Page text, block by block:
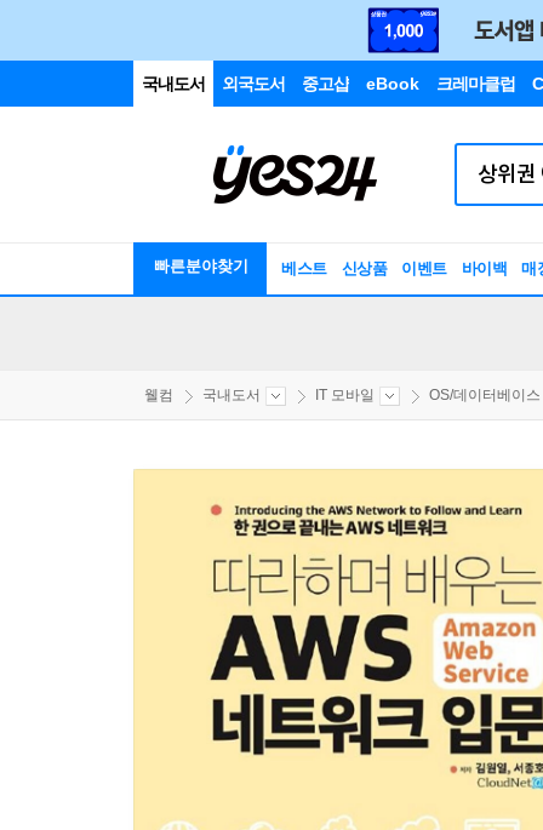
국내도서 외국도서 중고샵 eBook 크레마클럽
빠른분야찾기 베스트 신상품 이벤트 바이백 매
웰컴 국내도서 IT 모바일 OS/데이터베이스